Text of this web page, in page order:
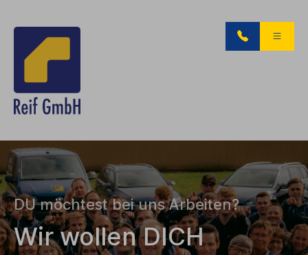
DU möchtest bei uns Arbeiten?
Wir wollen DICH